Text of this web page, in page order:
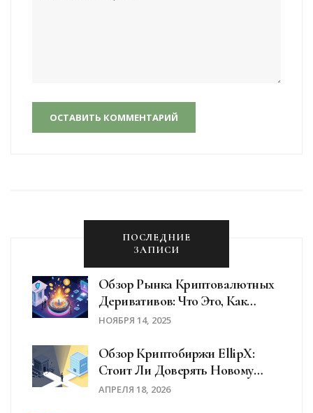
ОСТАВИТЬ КОММЕНТАРИЙ
ПОСЛЕДНИЕ
ЗАПИСИ
Обзор Рынка Криптовалютных
Деривативов: Что Это, Как
Работает И Кто Торгует
НОЯБРЯ 14, 2025
Обзор Криптобиржи EllipX:
Стоит Ли Доверять Новому
Проекту Марка Карпелеса?
АПРЕЛЯ 18, 2026